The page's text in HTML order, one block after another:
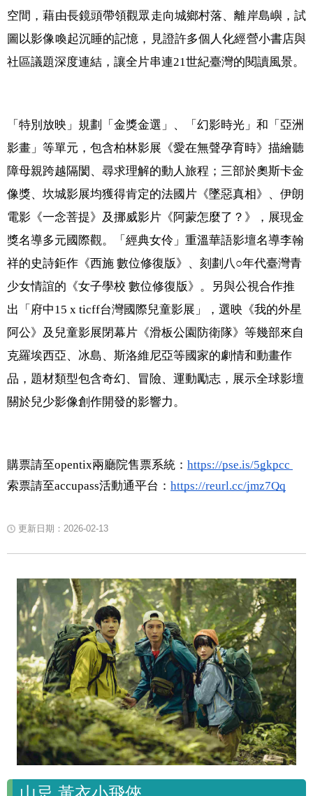
空間，藉由長鏡頭帶領觀眾走向城鄉村落、離岸島嶼，試
圖以影像喚起沉睡的記憶，見證許多個人化經營小書店與
社區議題深度連結，讓全片串連21世紀臺灣的閱讀風景。
「特別放映」規劃「金獎金選」、「幻影時光」和「亞洲
影畫」等單元，包含柏林影展《愛在無聲孕育時》描繪聽
障母親跨越隔閡、尋求理解的動人旅程；三部於奧斯卡金
像獎、坎城影展均獲得肯定的法國片《墜惡真相》、伊朗
電影《一念菩提》及挪威影片《阿蒙怎麼了？》，展現金
獎名導多元國際觀。「經典女伶」重溫華語影壇名導李翰
祥的史詩鉅作《西施 數位修復版》、刻劃八○年代臺灣青
少女情誼的《女子學校 數位修復版》。另與公視合作推
出「府中15 x ticff台灣國際兒童影展」，選映《我的外星
阿公》及兒童影展閉幕片《滑板公園防衛隊》等幾部來自
克羅埃西亞、冰島、斯洛維尼亞等國家的劇情和動畫作
品，題材類型包含奇幻、冒險、運動勵志，展示全球影壇
關於兒少影像創作開發的影響力。
購票請至opentix兩廳院售票系統： https://pse.is/5gkpcc
索票請至accupass活動通平台： https://reurl.cc/jmz7Qq
更新日期：2026-02-13